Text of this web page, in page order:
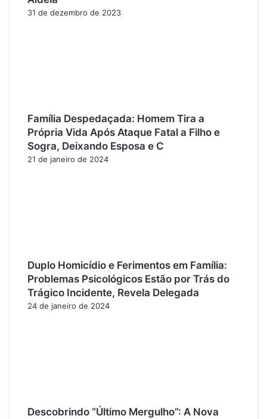
31 de dezembro de 2023
Família Despedaçada: Homem Tira a
Própria Vida Após Ataque Fatal a Filho e
Sogra, Deixando Esposa e C
21 de janeiro de 2024
Duplo Homicídio e Ferimentos em Família:
Problemas Psicológicos Estão por Trás do
Trágico Incidente, Revela Delegada
24 de janeiro de 2024
Descobrindo “Último Mergulho”: A Nova